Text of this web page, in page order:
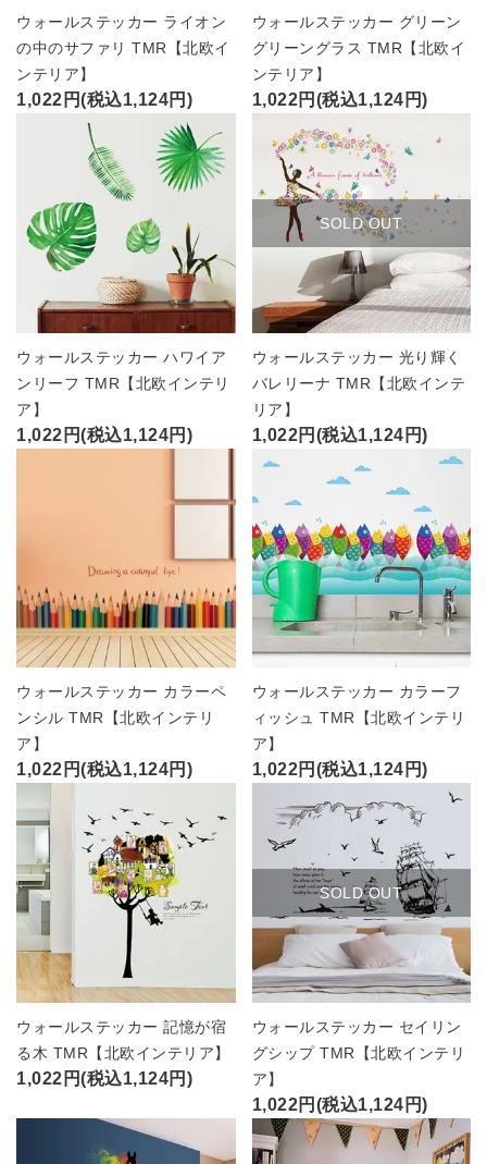
ウォールステッカー ライオン
の中のサファリ TMR【北欧イ
ンテリア】
1,022円(税込1,124円)
ウォールステッカー グリーン
グリーングラス TMR【北欧イ
ンテリア】
1,022円(税込1,124円)
ウォールステッカー ハワイア
ンリーフ TMR【北欧インテリ
ア】
1,022円(税込1,124円)
SOLD OUT
ウォールステッカー 光り輝く
バレリーナ TMR【北欧インテ
リア】
1,022円(税込1,124円)
ウォールステッカー カラーペ
ンシル TMR【北欧インテリ
ア】
1,022円(税込1,124円)
ウォールステッカー カラーフ
ィッシュ TMR【北欧インテリ
ア】
1,022円(税込1,124円)
ウォールステッカー 記憶が宿
る木 TMR【北欧インテリア】
1,022円(税込1,124円)
SOLD OUT
ウォールステッカー セイリン
グシップ TMR【北欧インテリ
ア】
1,022円(税込1,124円)